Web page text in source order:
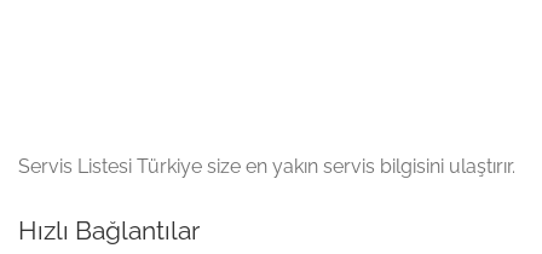
Servis Listesi Türkiye size en yakın servis bilgisini ulaştırır.
Hızlı Bağlantılar